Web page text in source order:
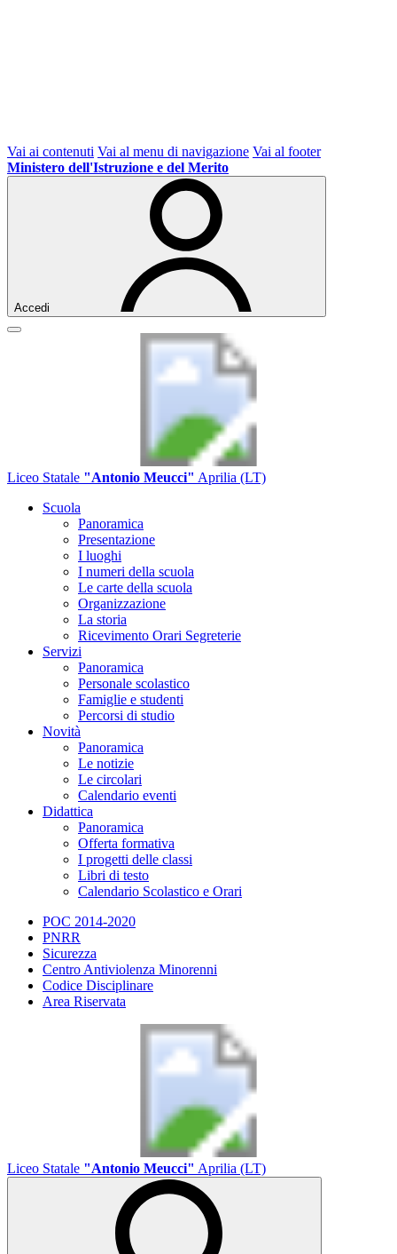
Vai ai contenuti Vai al menu di navigazione Vai al footer
Ministero dell'Istruzione e del Merito
Accedi
Liceo Statale "Antonio Meucci" Aprilia (LT)
Scuola
Panoramica
Presentazione
I luoghi
I numeri della scuola
Le carte della scuola
Organizzazione
La storia
Ricevimento Orari Segreterie
Servizi
Panoramica
Personale scolastico
Famiglie e studenti
Percorsi di studio
Novità
Panoramica
Le notizie
Le circolari
Calendario eventi
Didattica
Panoramica
Offerta formativa
I progetti delle classi
Libri di testo
Calendario Scolastico e Orari
POC 2014-2020
PNRR
Sicurezza
Centro Antiviolenza Minorenni
Codice Disciplinare
Area Riservata
Liceo Statale "Antonio Meucci" Aprilia (LT)